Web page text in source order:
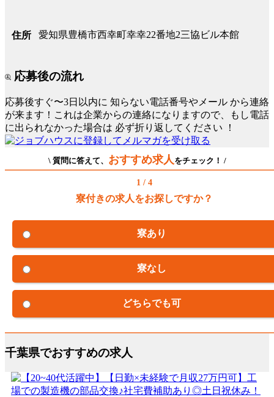
住所 愛知県豊橋市西幸町幸幸22番地2三協ビル本館
応募後の流れ
応募後すぐ〜3日以内に 知らない電話番号やメール から連絡
が来ます！これは企業からの連絡になりますので、もし電話
に出られなかった場合は 必ず折り返してください ！
\ 質問に答えて、 おすすめ求人 をチェック！ /
1 / 4
寮付きの求人をお探しですか？
寮あり
寮なし
どちらでも可
千葉県でおすすめの求人